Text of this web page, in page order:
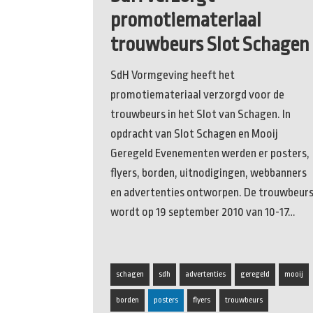
promotiemateriaal
trouwbeurs Slot Schagen
SdH Vormgeving heeft het
promotiemateriaal verzorgd voor de
trouwbeurs in het Slot van Schagen. In
opdracht van Slot Schagen en Mooij
Geregeld Evenementen werden er posters,
flyers, borden, uitnodigingen, webbanners
en advertenties ontworpen. De trouwbeurs
wordt op 19 september 2010 van 10-17…
schagen sdh advertenties geregeld mooij
borden posters flyers trouwbeurs